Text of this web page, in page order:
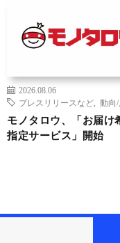
2026.08.06
プレスリリースなど
動向/
モノタロウ、「お届け
指定サービス」開始